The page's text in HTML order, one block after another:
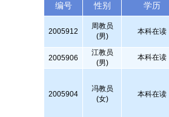
编号
性别
学历
2005912
周教员
(男)
本科在读
2005906
江教员
(男)
本科在读
2005904
冯教员
(女)
本科在读